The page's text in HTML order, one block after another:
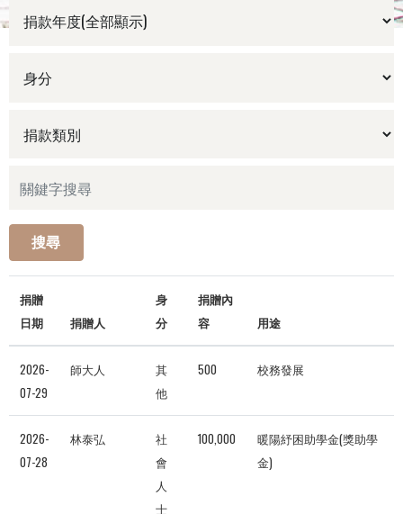
搜尋
捐贈
日期
捐贈人
身
分
捐贈內
容
用途
2026-
07-29
師大人
其
他
500 校務發展
2026-
07-28
林泰弘
社
會
人
士
100,000
暖陽紓困助學金(獎助學
金)